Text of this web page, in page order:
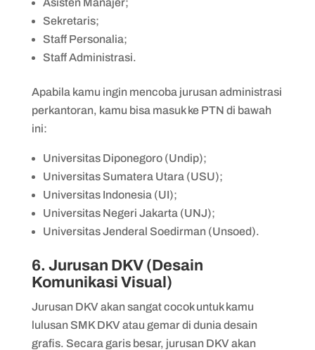
Asisten Manajer;
Sekretaris;
Staff Personalia;
Staff Administrasi.
Apabila kamu ingin mencoba jurusan administrasi
perkantoran, kamu bisa masuk ke PTN di bawah
ini:
Universitas Diponegoro (Undip);
Universitas Sumatera Utara (USU);
Universitas Indonesia (UI);
Universitas Negeri Jakarta (UNJ);
Universitas Jenderal Soedirman (Unsoed).
6. Jurusan DKV (Desain
Komunikasi Visual)
Jurusan DKV akan sangat cocok untuk kamu
lulusan SMK DKV atau gemar di dunia desain
grafis. Secara garis besar, jurusan DKV akan